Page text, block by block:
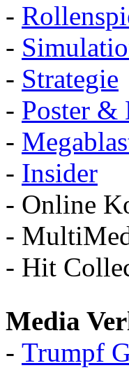
-
-
- Strategie
- Poster &
-
- Insider
- Online
-
- Hit
Media
- Trumpf